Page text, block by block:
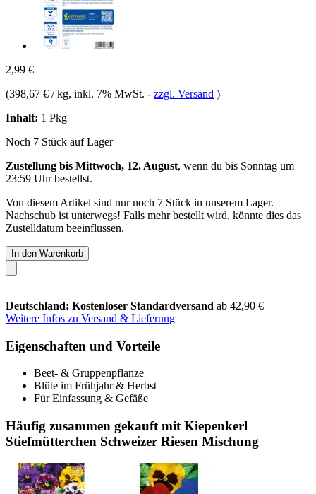
2,99 €
(398,67 € / kg, inkl. 7% MwSt. - zzgl. Versand )
Inhalt: 1 Pkg
Noch 7 Stück auf Lager
Zustellung bis Mittwoch, 12. August, wenn du bis Sonntag um
23:59 Uhrbestellst.
Von diesem Artikel sind nur noch 7 Stück in unserem Lager.
Nachschub ist unterwegs! Falls mehr bestellt wird, könnte dies das
Zustelldatum beeinflussen.
In den Warenkorb
Deutschland: Kostenloser Standardversand ab 42,90 €
Weitere Infos zu Versand & Lieferung
Eigenschaften und Vorteile
Beet- & Gruppenpflanze
Blüte im Frühjahr & Herbst
Für Einfassung & Gefäße
Häufig zusammen gekauft mit Kiepenkerl
Stiefmütterchen Schweizer Riesen Mischung